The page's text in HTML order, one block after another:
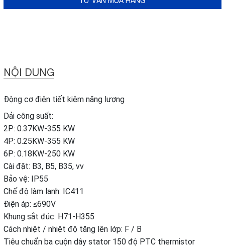
NỘI DUNG
Động cơ điện tiết kiệm năng lượng
Dải công suất:
2P: 0.37KW-355 KW
4P: 0.25KW-355 KW
6P: 0.18KW-250 KW
Cài đặt: B3, B5, B35, vv
Bảo vệ: IP55
Chế độ làm lạnh: IC411
Điện áp: ≤690V
Khung sắt đúc: H71-H355
Cách nhiệt / nhiệt độ tăng lên lớp: F / B
Tiêu chuẩn ba cuộn dây stator 150 độ PTC thermistor